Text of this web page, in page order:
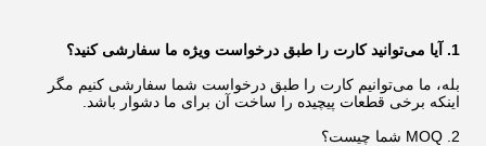
1. آیا می‌توانید کارت را طبق درخواست ویژه ما سفارشی کنید؟
بله، ما می‌توانیم کارت را طبق درخواست شما سفارشی کنیم مگر
اینکه برخی قطعات پیچیده را ساخت آن برای ما دشوار باشد.
2. MOQ شما چیست؟